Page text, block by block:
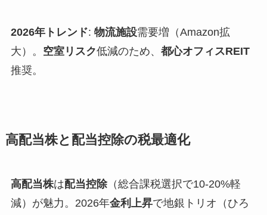
2026年トレンド: 物流施設需要増（Amazon拡
大）。 空室リスク低減のため、 都心オフィスREIT
推奨。
高配当株と配当控除の税最適化
高配当株は配当控除（総合課税選択で10-20%軽
減）が魅力。2026年金利上昇で地銀トリオ（ひろ